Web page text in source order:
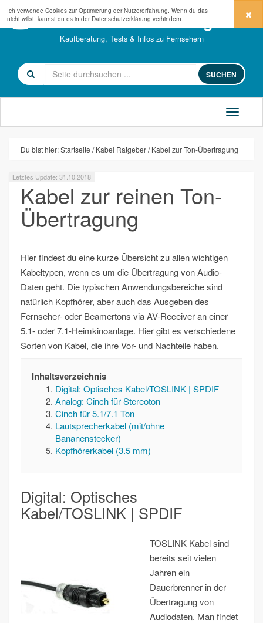
fernseher-kaufberatung.com
Kaufberatung, Tests & Infos zu Fernsehern
SUCHEN
Du bist hier:Startseite Kabel Ratgeber Kabel zur Ton-Übertragung
Letztes Update: 31.10.2018
Kabel zur reinen Ton-
Übertragung
Hier findest du eine kurze Übersicht zu allen wichtigen
Kabeltypen, wenn es um die Übertragung von Audio-
Daten geht. Die typischen Anwendungsbereiche sind
natürlich Kopfhörer, aber auch das Ausgeben des
Fernseher- oder Beamertons via AV-Receiver an einer
5.1- oder 7.1-Heimkinoanlage. Hier gibt es verschiedene
Sorten von Kabel, die ihre Vor- und Nachteile haben.
Inhaltsverzeichnis
Digital: Optisches Kabel/TOSLINK | SPDIF
Analog: Cinch für Stereoton
Cinch für 5.1/7.1 Ton
Lautsprecherkabel (mit/ohne
Bananenstecker)
Kopfhörerkabel (3.5 mm)
Digital: Optisches
Kabel/TOSLINK | SPDIF
TOSLINK Kabel sind
bereits seit vielen
Jahren ein
Dauerbrenner in der
Übertragung von
Audiodaten. Man findet
Ich verwende Cookies zur Optimierung der Nutzererfahrung. Wenn du das
nicht willst, kannst du es in der Datenschutzerklärung verhindern.